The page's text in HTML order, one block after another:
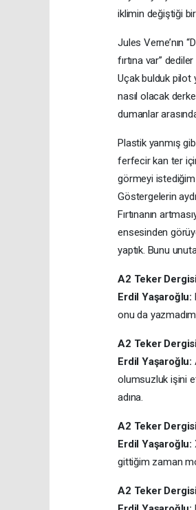
iklimin değiştiği
Jules Verne’nın
fırtına var”
Uçak bulduk pilot
nasıl olacak
dumanlar
Plastik yanmış
ferfecir kan ter
görmeyi istediğim
Göstergelerin
Fırtınanın
ensesinden
yaptık. Bunu
A2 Teker
Erdil Yaşaroğlu:
onu da
A2 Teker
Erdil Yaşaroğlu:
olumsuzluk işini
adına.
A2 Teker
Erdil Yaşaroğlu:
gittiğim zaman
A2 Teker